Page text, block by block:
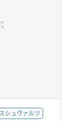
シュヴァルツ